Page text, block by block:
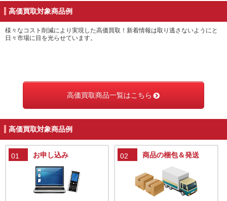
高価買取対象商品例
様々なコスト削減により実現した高価買取！新着情報は取り逃さないようにと
日々市場に目を光らせています。
高価買取商品一覧はこちら
高価買取対象商品例
01 お申し込み 02 商品の梱包＆発送